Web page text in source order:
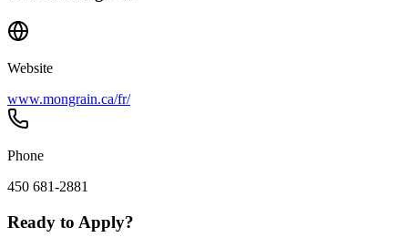
Website
www.mongrain.ca/fr/
Phone
450 681-2881
Ready to Apply?